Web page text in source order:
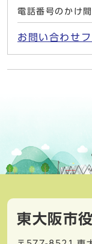
電話番号のかけ
お問い合わせ
東大阪市